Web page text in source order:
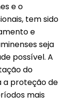
e o
tem sido
e
seja
possível. A
do
a proteção de
mais